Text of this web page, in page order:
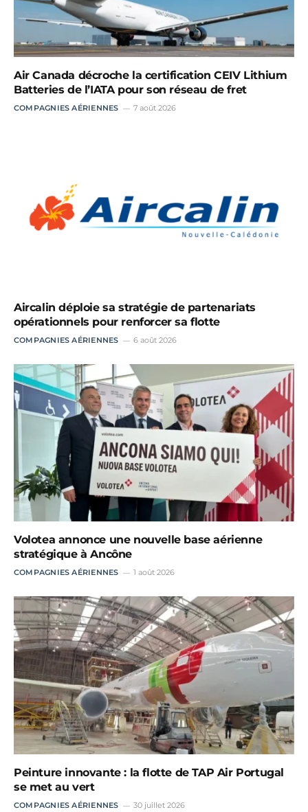
Air Canada décroche la certification CEIV Lithium
Batteries de l’IATA pour son réseau de fret
COMPAGNIES AÉRIENNES 7 août 2026
Aircalin déploie sa stratégie de partenariats
opérationnels pour renforcer sa flotte
COMPAGNIES AÉRIENNES 6 août 2026
Volotea annonce une nouvelle base aérienne
stratégique à Ancône
COMPAGNIES AÉRIENNES 1 août 2026
Peinture innovante : la flotte de TAP Air Portugal
se met au vert
COMPAGNIES AÉRIENNES 30 juillet 2026